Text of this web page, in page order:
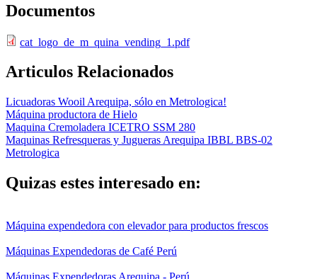
Documentos
cat_logo_de_m_quina_vending_1.pdf
Articulos Relacionados
Licuadoras Wooil Arequipa, sólo en Metrologica!
Máquina productora de Hielo
Maquina Cremoladera ICETRO SSM 280
Maquinas Refresqueras y Jugueras Arequipa IBBL BBS-02
Metrologica
Quizas estes interesado en:
Máquina expendedora con elevador para productos frescos
Máquinas Expendedoras de Café Perú